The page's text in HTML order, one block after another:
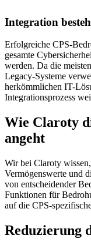
Integration
Erfolgreiche CPS-
gesamte
werden. Da die
Legacy-Systeme
herkömmlichen IT-
Integrationsprozess
Wie Claroty
angeht
Wir bei Claroty
Vermögenswerte und
von entscheidender
Funktionen für
auf die CPS-
Reduzierung